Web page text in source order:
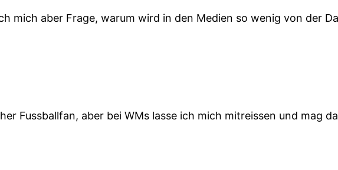
mich aber Frage, warum wird in den Medien so wenig von der
Fussballfan, aber bei WMs lasse ich mich mitreissen und mag